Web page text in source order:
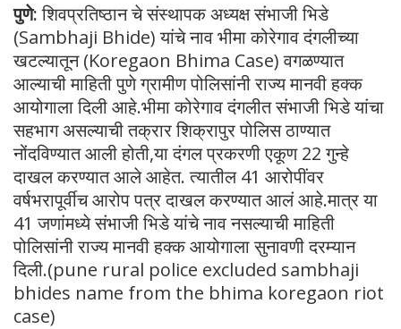
पुणे:शिवप्रतिष्ठान चे संस्थापक अध्यक्ष संभाजी भिडे
(Sambhaji Bhide) यांचे नाव भीमा कोरेगाव दंगलीच्या
खटल्यातून (Koregaon Bhima Case) वगळण्यात
आल्याची माहिती पुणे ग्रामीण पोलिसांनी राज्य मानवी हक्क
आयोगाला दिली आहे.भीमा कोरेगाव दंगलीत संभाजी भिडे यांचा
सहभाग असल्याची तक्रार शिक्रापुर पोलिस ठाण्यात
नोंदविण्यात आली होती,या दंगल प्रकरणी एकूण 22 गुन्हे
दाखल करण्यात आले आहेत. त्यातील 41 आरोपींवर
वर्षभरापूर्वीच आरोप पत्र दाखल करण्यात आलं आहे.मात्र या
41 जणांमध्ये संभाजी भिडे यांचे नाव नसल्याची माहिती
पोलिसांनी राज्य मानवी हक्क आयोगाला सुनावणी दरम्यान
दिली.(pune rural police excluded sambhaji
bhides name from the bhima koregaon riot
case)